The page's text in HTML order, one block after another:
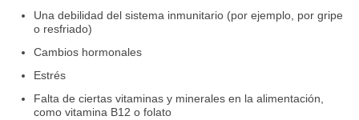
Una debilidad del sistema inmunitario (por ejemplo, por gripe
o resfriado)
Cambios hormonales
Estrés
Falta de ciertas vitaminas y minerales en la alimentación,
como vitamina B12 o folato